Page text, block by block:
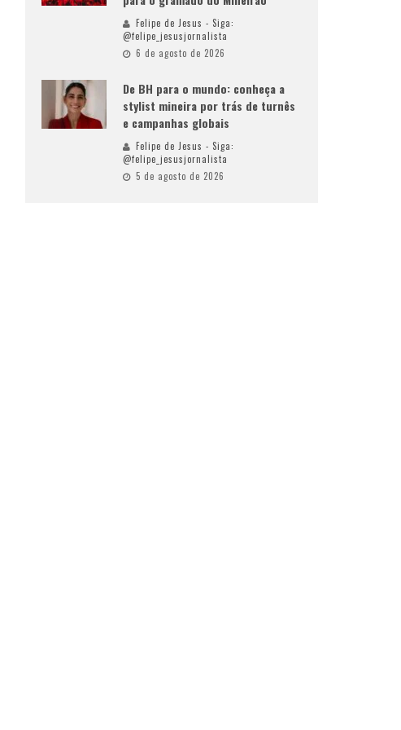
Felipe de Jesus - Siga:
@felipe_jesusjornalista
6 de agosto de 2026
De BH para o mundo: conheça a
stylist mineira por trás de turnês
e campanhas globais
Felipe de Jesus - Siga:
@felipe_jesusjornalista
5 de agosto de 2026